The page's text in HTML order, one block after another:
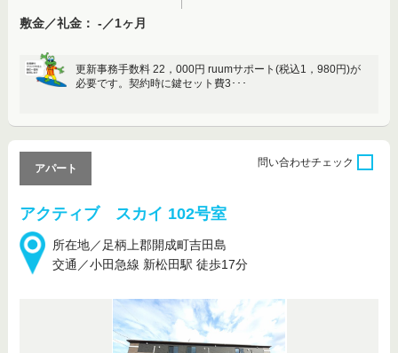
敷金／礼金： -／1ヶ月
更新事務手数料 22，000円 ruumサポート(税込1，980円)が
必要です。契約時に鍵セット費3･･･
アクティブ スカイ 102号室
所在地／足柄上郡開成町吉田島
交通／小田急線 新松田駅 徒歩17分
アパート
問い合わせチェック